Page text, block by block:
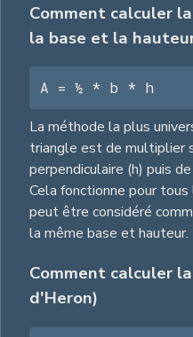
Comment calculer
la base et la
A = ½ * b * h
La méthode la plus
triangle est de multiplier
perpendiculaire (h) puis
Cela fonctionne pour
peut être considéré
la même base et hauteur.
Comment calculer
d'Heron)